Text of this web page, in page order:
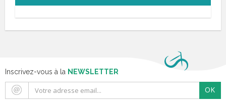
Inscrivez-vous à la NEWSLETTER
OK